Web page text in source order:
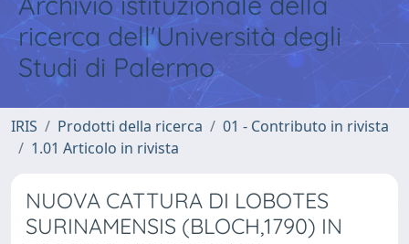
ricerca dell'Università degli
Studi di Palermo
IRIS Prodotti della ricerca
01 - Contributo in rivista
1.01 Articolo in rivista
NUOVA CATTURA DI LOBOTES
SURINAMENSIS (BLOCH,1790) IN